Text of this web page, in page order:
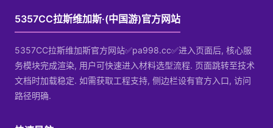
5357CC拉斯维加斯·(中国游)官方网站
5357CC拉斯维加斯官方网站✅pa998.cc✅进入页面后, 核心服
务模块完成渲染, 用户可快速进入材料选型流程. 页面跳转至技术
文档时加载稳定. 如需获取工程支持, 侧边栏设有官方入口, 访问
路径明确.